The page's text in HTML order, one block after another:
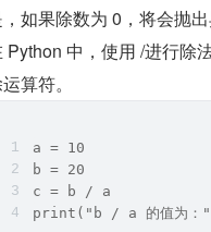
如果除数为 0，将会抛出
Python 中，使用 /进行除
算符。
a = 10
b = 20
c = b / a
print("b / a 的值为